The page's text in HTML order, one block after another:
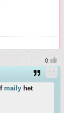
maily het